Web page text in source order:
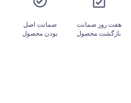
هفت روز ضمانت
بازگشت محصول
ضمانت اصل
بودن محصول